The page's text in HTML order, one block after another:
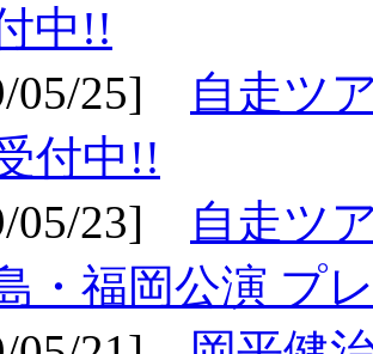
中!!
05/25]
自走ツ
付中!!
05/23]
自走ツ
・福岡公演 プ